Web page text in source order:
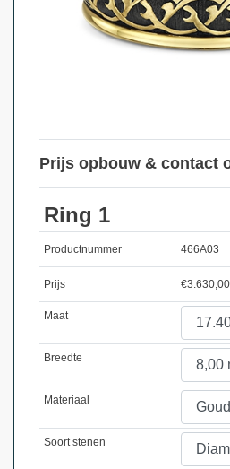
Prijs opbouw & contact
Ring 1
Productnummer 466A03
Prijs €3.630,00
Maat
Breedte
Materiaal
Soort stenen